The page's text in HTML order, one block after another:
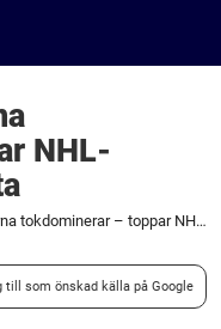
NHL-
Svenska legendarerna tokdominerar – toppar NHL-stjärnornas unika lista
till som önskad källa på Google